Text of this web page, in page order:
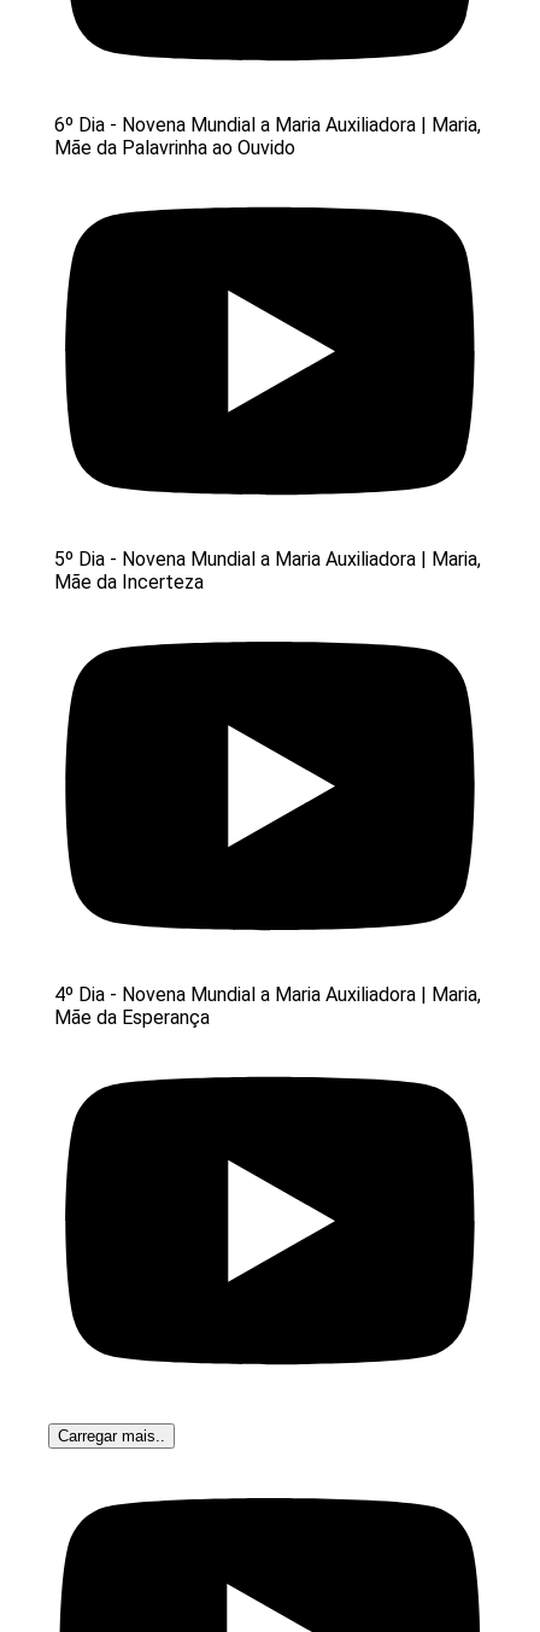
6º Dia - Novena Mundial a Maria Auxiliadora | Maria,
Mãe da Palavrinha ao Ouvido
5º Dia - Novena Mundial a Maria Auxiliadora | Maria,
Mãe da Incerteza
4º Dia - Novena Mundial a Maria Auxiliadora | Maria,
Mãe da Esperança
Carregar mais..